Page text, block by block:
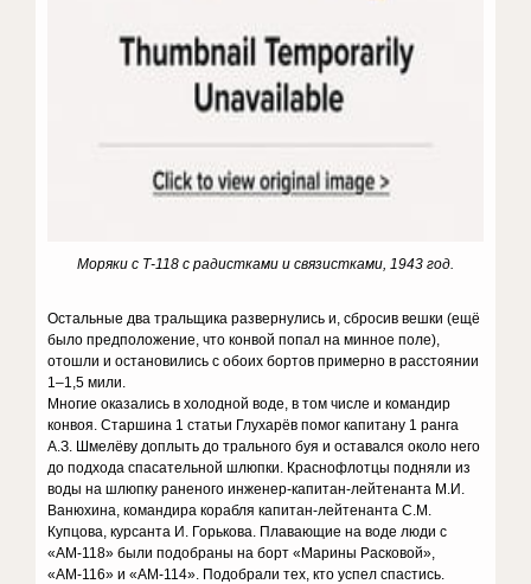
Моряки с Т-118 с радистками и связистками, 1943 год.
Остальные два тральщика развернулись и, сбросив вешки (ещё
было предположение, что конвой попал на минное поле),
отошли и остановились с обоих бортов примерно в расстоянии
1–1,5 мили.
Многие оказались в холодной воде, в том числе и командир
конвоя. Старшина 1 статьи Глухарёв помог капитану 1 ранга
А.З. Шмелёву доплыть до трального буя и оставался около него
до подхода спасательной шлюпки. Краснофлотцы подняли из
воды на шлюпку раненого инженер-капитан-лейтенанта М.И.
Ванюхина, командира корабля капитан-лейтенанта С.М.
Купцова, курсанта И. Горькова. Плавающие на воде люди с
«АМ-118» были подобраны на борт «Марины Расковой»,
«АМ-116» и «АМ-114». Подобрали тех, кто успел спастись.